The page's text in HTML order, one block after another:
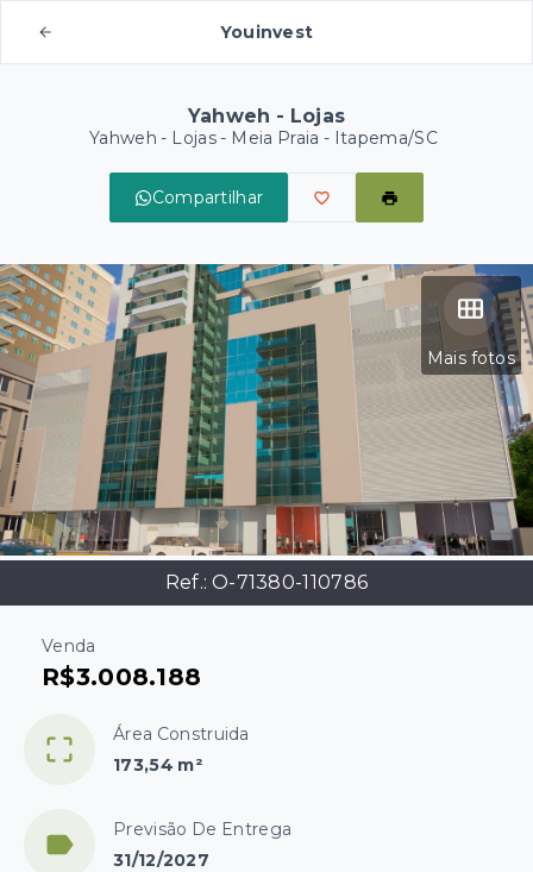
Youinvest
Yahweh - Lojas
Yahweh - Lojas - Meia Praia - Itapema/SC
Compartilhar
Mais fotos
Ref.: O-71380-110786
Venda
R$3.008.188
Área Construida
173,54 m²
Previsão De Entrega
31/12/2027